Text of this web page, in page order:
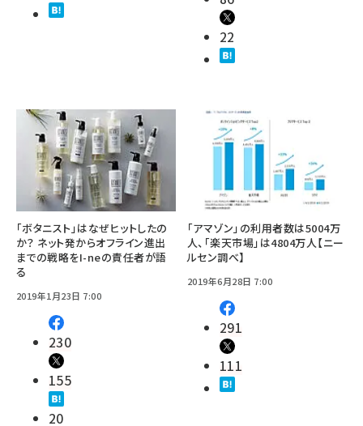
22
「ボタニスト」はなぜヒットしたの
か？ ネット発からオフライン進出
までの戦略をI-neの責任者が語
る
2019年1月23日 7:00
230
155
20
「アマゾン」の利用者数は5004万
人、「楽天市場」は4804万人【ニー
ルセン調べ】
2019年6月28日 7:00
291
111